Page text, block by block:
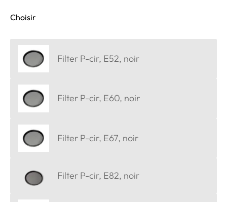
Choisir
Filter P-cir, E52, noir
Filter P-cir, E60, noir
Filter P-cir, E67, noir
Filter P-cir, E82, noir